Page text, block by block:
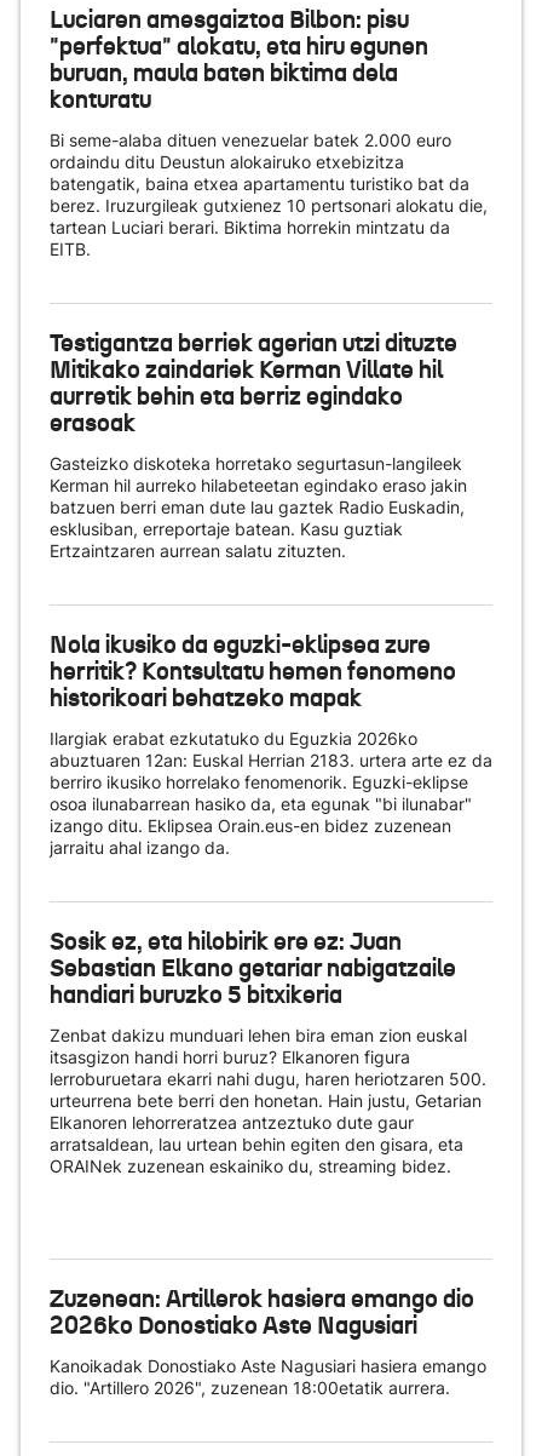
Luciaren amesgaiztoa Bilbon: pisu
"perfektua" alokatu, eta hiru egunen
buruan, maula baten biktima dela
konturatu
Bi seme-alaba dituen venezuelar batek 2.000 euro
ordaindu ditu Deustun alokairuko etxebizitza
batengatik, baina etxea apartamentu turistiko bat da
berez. Iruzurgileak gutxienez 10 pertsonari alokatu die,
tartean Luciari berari. Biktima horrekin mintzatu da
EITB.
Testigantza berriek agerian utzi dituzte
Mitikako zaindariek Kerman Villate hil
aurretik behin eta berriz egindako
erasoak
Gasteizko diskoteka horretako segurtasun-langileek
Kerman hil aurreko hilabeteetan egindako eraso jakin
batzuen berri eman dute lau gaztek Radio Euskadin,
esklusiban, erreportaje batean. Kasu guztiak
Ertzaintzaren aurrean salatu zituzten.
Nola ikusiko da eguzki-eklipsea zure
herritik? Kontsultatu hemen fenomeno
historikoari behatzeko mapak
Ilargiak erabat ezkutatuko du Eguzkia 2026ko
abuztuaren 12an: Euskal Herrian 2183. urtera arte ez da
berriro ikusiko horrelako fenomenorik. Eguzki-eklipse
osoa ilunabarrean hasiko da, eta egunak "bi ilunabar"
izango ditu. Eklipsea Orain.eus-en bidez zuzenean
jarraitu ahal izango da.
Sosik ez, eta hilobirik ere ez: Juan
Sebastian Elkano getariar nabigatzaile
handiari buruzko 5 bitxikeria
Zenbat dakizu munduari lehen bira eman zion euskal
itsasgizon handi horri buruz? Elkanoren figura
lerroburuetara ekarri nahi dugu, haren heriotzaren 500.
urteurrena bete berri den honetan. Hain justu, Getarian
Elkanoren lehorreratzea antzeztuko dute gaur
arratsaldean, lau urtean behin egiten den gisara, eta
ORAINek zuzenean eskainiko du, streaming bidez.
Zuzenean: Artillerok hasiera emango dio
2026ko Donostiako Aste Nagusiari
Kanoikadak Donostiako Aste Nagusiari hasiera emango
dio. "Artillero 2026", zuzenean 18:00etatik aurrera.